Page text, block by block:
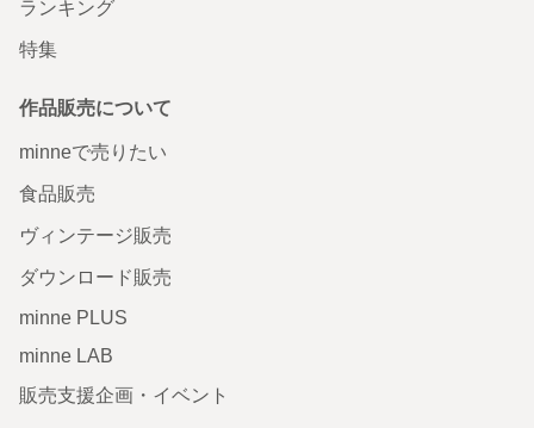
ランキング
特集
作品販売について
minneで売りたい
食品販売
ヴィンテージ販売
ダウンロード販売
minne PLUS
minne LAB
販売支援企画・イベント